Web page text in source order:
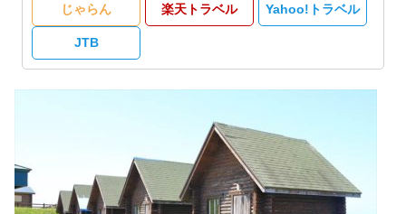
じゃらん 楽天トラベル Yahoo!トラベル
JTB